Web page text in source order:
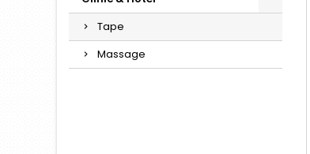
Tape
Massage